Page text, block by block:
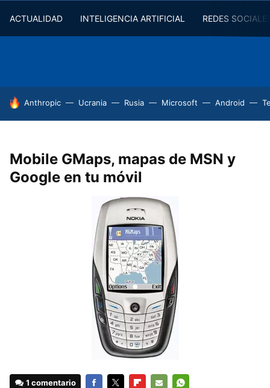
ACTUALIDAD INTELIGENCIA ARTIFICIAL REDES
HOY SE HABLA DE
Anthropic Ucrania Rusia Microsoft Android
Mobile GMaps, mapas de MSN y
Google en tu móvil
1 comentario